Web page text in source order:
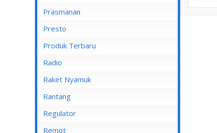
Pompa Air Shimizu
Prasmanan
Presto
Produk Terbaru
Radio
Raket Nyamuk
Rantang
Regulator
Remot